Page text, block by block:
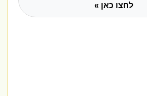
לחצו כאן »